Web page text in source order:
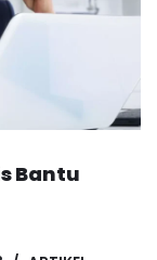
Bantu